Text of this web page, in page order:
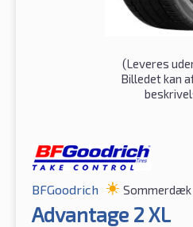
(Leveres
Billedet kan
BFGoodrich Sommerdæk
Advantage 2 XL